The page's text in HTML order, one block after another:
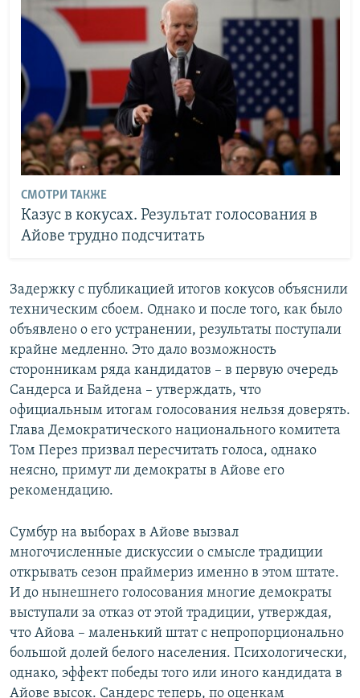
СМОТРИ ТАКЖЕ
Казус в кокусах. Результат голосования в
Айове трудно подсчитать
Задержку с публикацией итогов кокусов объяснили
техническим сбоем. Однако и после того, как было
объявлено о его устранении, результаты поступали
крайне медленно. Это дало возможность
сторонникам ряда кандидатов – в первую очередь
Сандерса и Байдена – утверждать, что
официальным итогам голосования нельзя доверять.
Глава Демократического национального комитета
Том Перез призвал пересчитать голоса, однако
неясно, примут ли демократы в Айове его
рекомендацию.
Сумбур на выборах в Айове вызвал
многочисленные дискуссии о смысле традиции
открывать сезон праймериз именно в этом штате.
И до нынешнего голосования многие демократы
выступали за отказ от этой традиции, утверждая,
что Айова – маленький штат с непропорционально
большой долей белого населения. Психологически,
однако, эффект победы того или иного кандидата в
Айове высок. Сандерс теперь, по оценкам